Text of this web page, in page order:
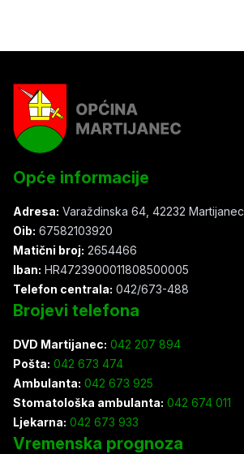
Opće informacije
Adresa: Varaždinska 64, 42232 Martijanec
Oib: 67582103920
Matični broj: 2654466
Iban: HR4723900011808500005
Telefon centrala: 042/673-488
Brojevi telefona
DVD Martijanec: 042 207 894
Pošta: 042 673 474
Ambulanta: 042 673 925
Stomatološka ambulanta: 042 674 011
Ljekarna: 042 673 933
Vremenska prognoza